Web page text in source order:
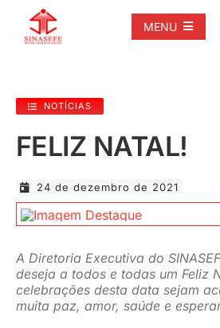
MENU
NOTÍCIAS
DOCUMENTOS
GALERIAS
NOTÍCIAS
FELIZ NATAL!
24 de dezembro de 2021
A Diretoria Executiva do
deseja a todos e todas um Feliz
celebrações desta data sejam
muita paz, amor, saúde e